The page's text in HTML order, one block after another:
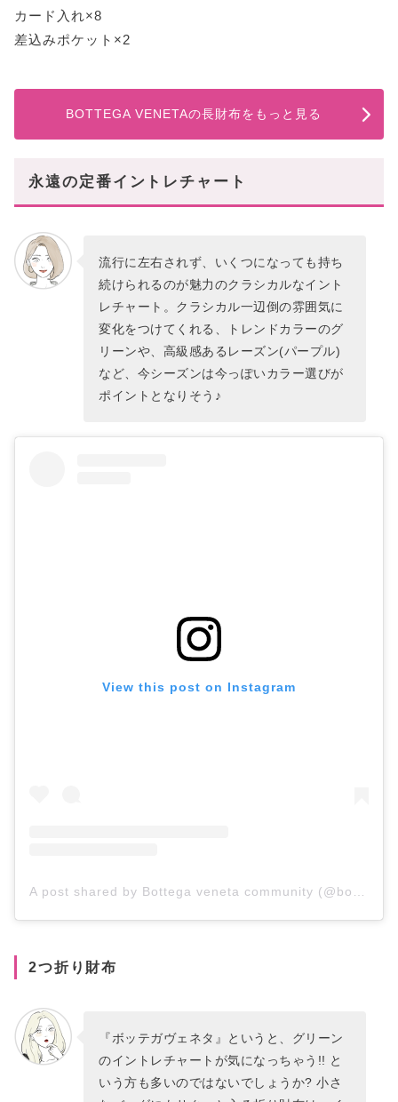
カード入れ×8
差込みポケット×2
BOTTEGA VENETAの長財布をもっと見る
永遠の定番イントレチャート
流行に左右されず、いくつになっても持ち
続けられるのが魅力のクラシカルなイント
レチャート。クラシカル一辺倒の雰囲気に
変化をつけてくれる、トレンドカラーのグ
リーンや、高級感あるレーズン(パープル)
など、今シーズンは今っぽいカラー選びが
ポイントとなりそう♪
View this post on Instagram
2つ折り財布
『ボッテガヴェネタ』というと、グリーン
のイントレチャートが気になっちゃう!! と
いう方も多いのではないでしょうか? 小さ